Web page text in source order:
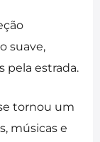
suave,
pela estrada.
tornou um
músicas e